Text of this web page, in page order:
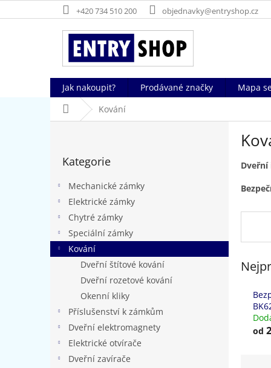
na
+420 734 510 200 objednavky@entryshop.cz
Jak nakoupit? Prodávané značky Mapa
Domů Kování
a
kategorie
Kategorie
Mechanické zámky
Elektrické zámky
Chytré zámky
Speciální zámky
Kování
Dveřní štítové kování
Dveřní rozetové kování
Okenní kliky
Příslušenství k zámkům
Dveřní elektromagnety
Elektrické otvírače
Dveřní zavírače
od